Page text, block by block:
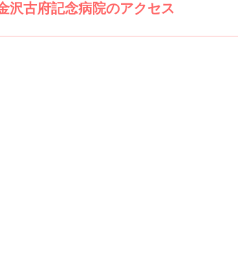
沢古府記念病院のアクセス